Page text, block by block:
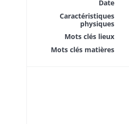
Date
Caractéristiques
physiques
Mots clés lieux
Mots clés matières